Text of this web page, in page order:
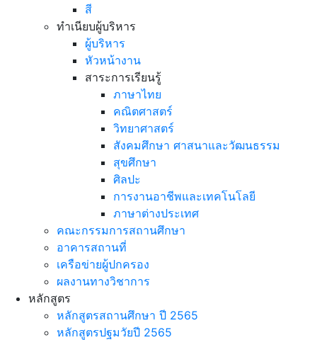
สี
ทำเนียบผู้บริหาร
ผู้บริหาร
หัวหน้างาน
สาระการเรียนรู้
ภาษาไทย
คณิตศาสตร์
วิทยาศาสตร์
สังคมศึกษา ศาสนาและวัฒนธรรม
สุขศึกษา
ศิลปะ
การงานอาชีพและเทคโนโลยี
ภาษาต่างประเทศ
คณะกรรมการสถานศึกษา
อาคารสถานที่
เครือข่ายผู้ปกครอง
ผลงานทางวิชาการ
หลักสูตร
หลักสูตรสถานศึกษา ปี 2565
หลักสูตรปฐมวัยปี 2565